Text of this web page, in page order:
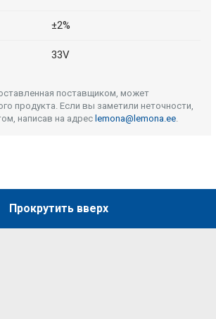
±2%
33V
поставщиком, может
продукта. Если вы заметили неточности,
написав на адрес lemona@lemona.ee.
Прокрутить вверх